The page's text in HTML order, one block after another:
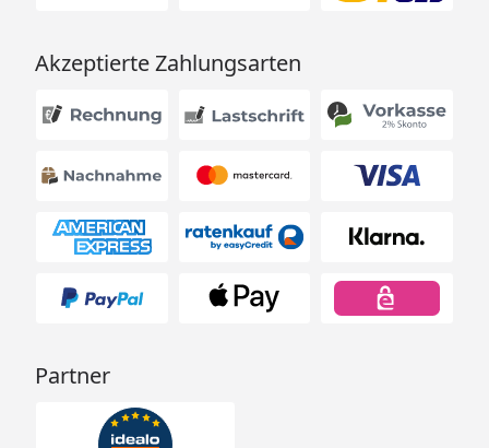
Akzeptierte Zahlungsarten
Partner